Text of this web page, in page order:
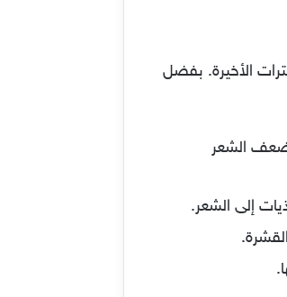
الأخيرة. بفضل
ضعف الشعر
إلى الشعر.